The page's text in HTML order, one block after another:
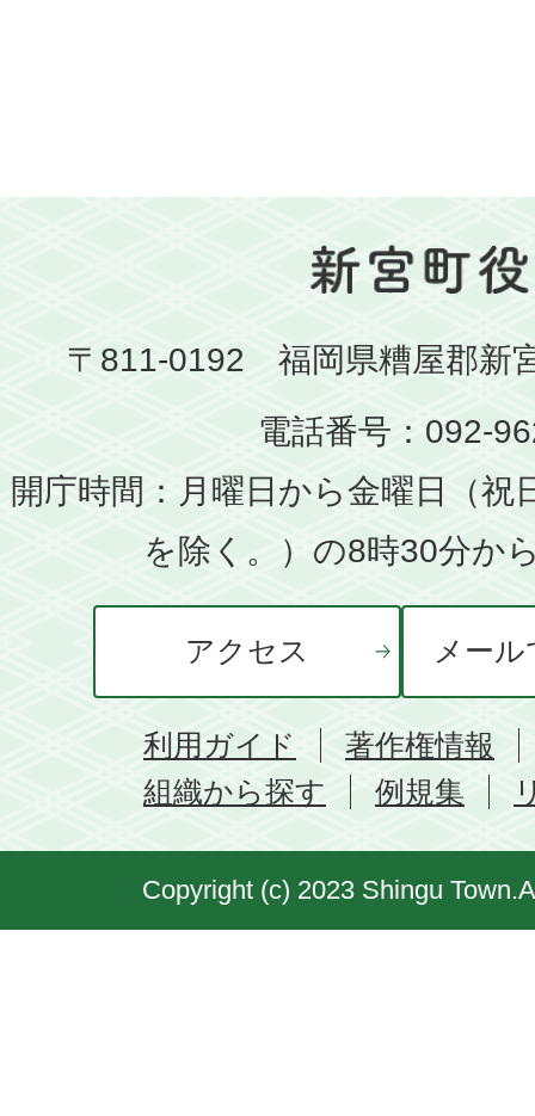
〒811-0192 福岡県糟屋郡新
電話番号：092-
開庁時間：月曜日から金曜日（祝
を除く。）の8時30分か
アクセス メー
利用ガイド
著作権情報
組織から探す
例規集
Copyright (c) 2023 Shingu